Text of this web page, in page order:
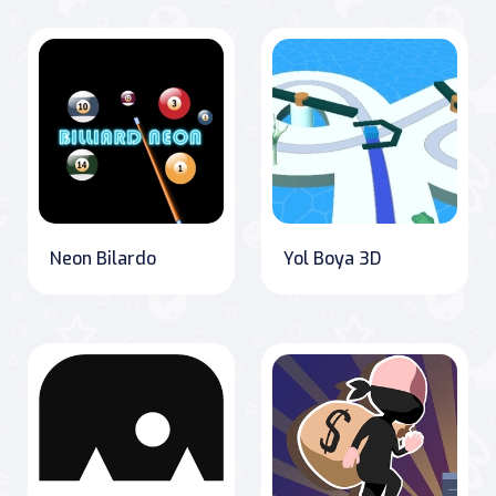
Neon Bilardo Yol Boya 3D